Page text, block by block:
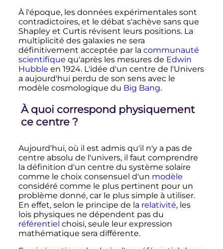
À l'époque, les données expérimentales sont
contradictoires, et le débat s'achève sans que
Shapley et Curtis révisent leurs positions. La
multiplicité des galaxies ne sera
définitivement acceptée par la communauté
scientifique qu'après les mesures de Edwin
Hubble en 1924. L'idée d'un centre de l'Univers
a aujourd'hui perdu de son sens avec le
modèle cosmologique du Big Bang.
À quoi correspond physiquement
ce centre ?
Aujourd'hui, où il est admis qu'il n'y a pas de
centre absolu de l'univers, il faut comprendre
la définition d'un centre du système solaire
comme le choix consensuel d'un modèle
considéré comme le plus pertinent pour un
problème donné, car le plus simple à utiliser.
En effet, selon le principe de la relativité, les
lois physiques ne dépendent pas du
référentiel choisi, seule leur expression
mathématique sera différente.